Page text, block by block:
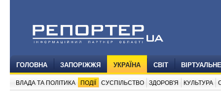
ГОЛОВНА ЗАПОРІЖЖЯ УКРАЇНА СВІТ
ВЛАДА ТА ПОЛІТИКА ПОДІЇ СУСПІЛЬСТВО ЗДОРОВ'Я КУЛЬТУРА